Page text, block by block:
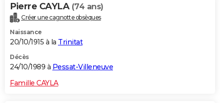
Pierre CAYLA (74 ans)
Créer une cagnotte obsèques
Naissance
20/10/1915 à la Trinitat
Décès
24/10/1989 à Pessat-Villeneuve
Famille CAYLA